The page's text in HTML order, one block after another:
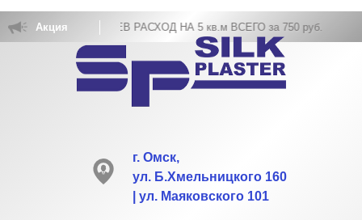
Акция
ЖИДКИХ ОБОЕВ РАСХОД НА 5 кв.м ВСЕГО за 750 руб.
г. Омск,
ул. Б.Хмельницкого 160
| ул. Маяковского 101